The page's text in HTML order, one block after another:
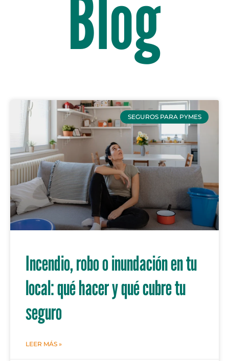
Blog
SEGUROS PARA PYMES
Incendio, robo o inundación en tu
local: qué hacer y qué cubre tu
seguro
LEER MÁS »